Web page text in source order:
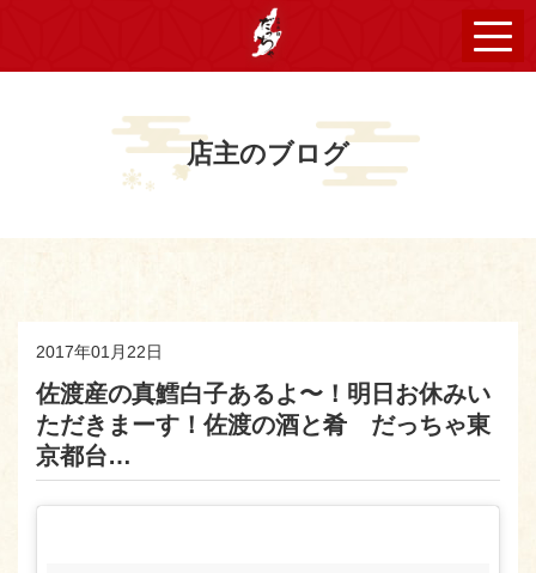
店主のブログ
2017年01月22日
佐渡産の真鱈白子あるよ〜！明日お休みい
ただきまーす！佐渡の酒と肴 だっちゃ東
京都台…